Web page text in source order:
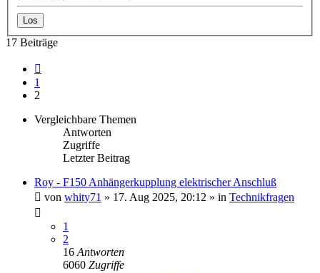
17 Beiträge
1
2
Vergleichbare Themen
Antworten
Zugriffe
Letzter Beitrag
Roy - F150 Anhängerkupplung elektrischer Anschluß
von whity71 » 17. Aug 2025, 20:12 » in Technikfragen
1
2
16Antworten
6060 Zugriffe